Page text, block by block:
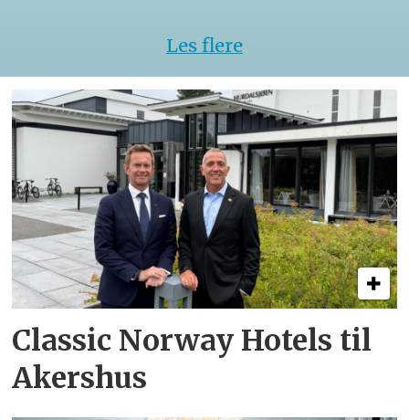
Les flere
Classic Norway Hotels til
Akershus